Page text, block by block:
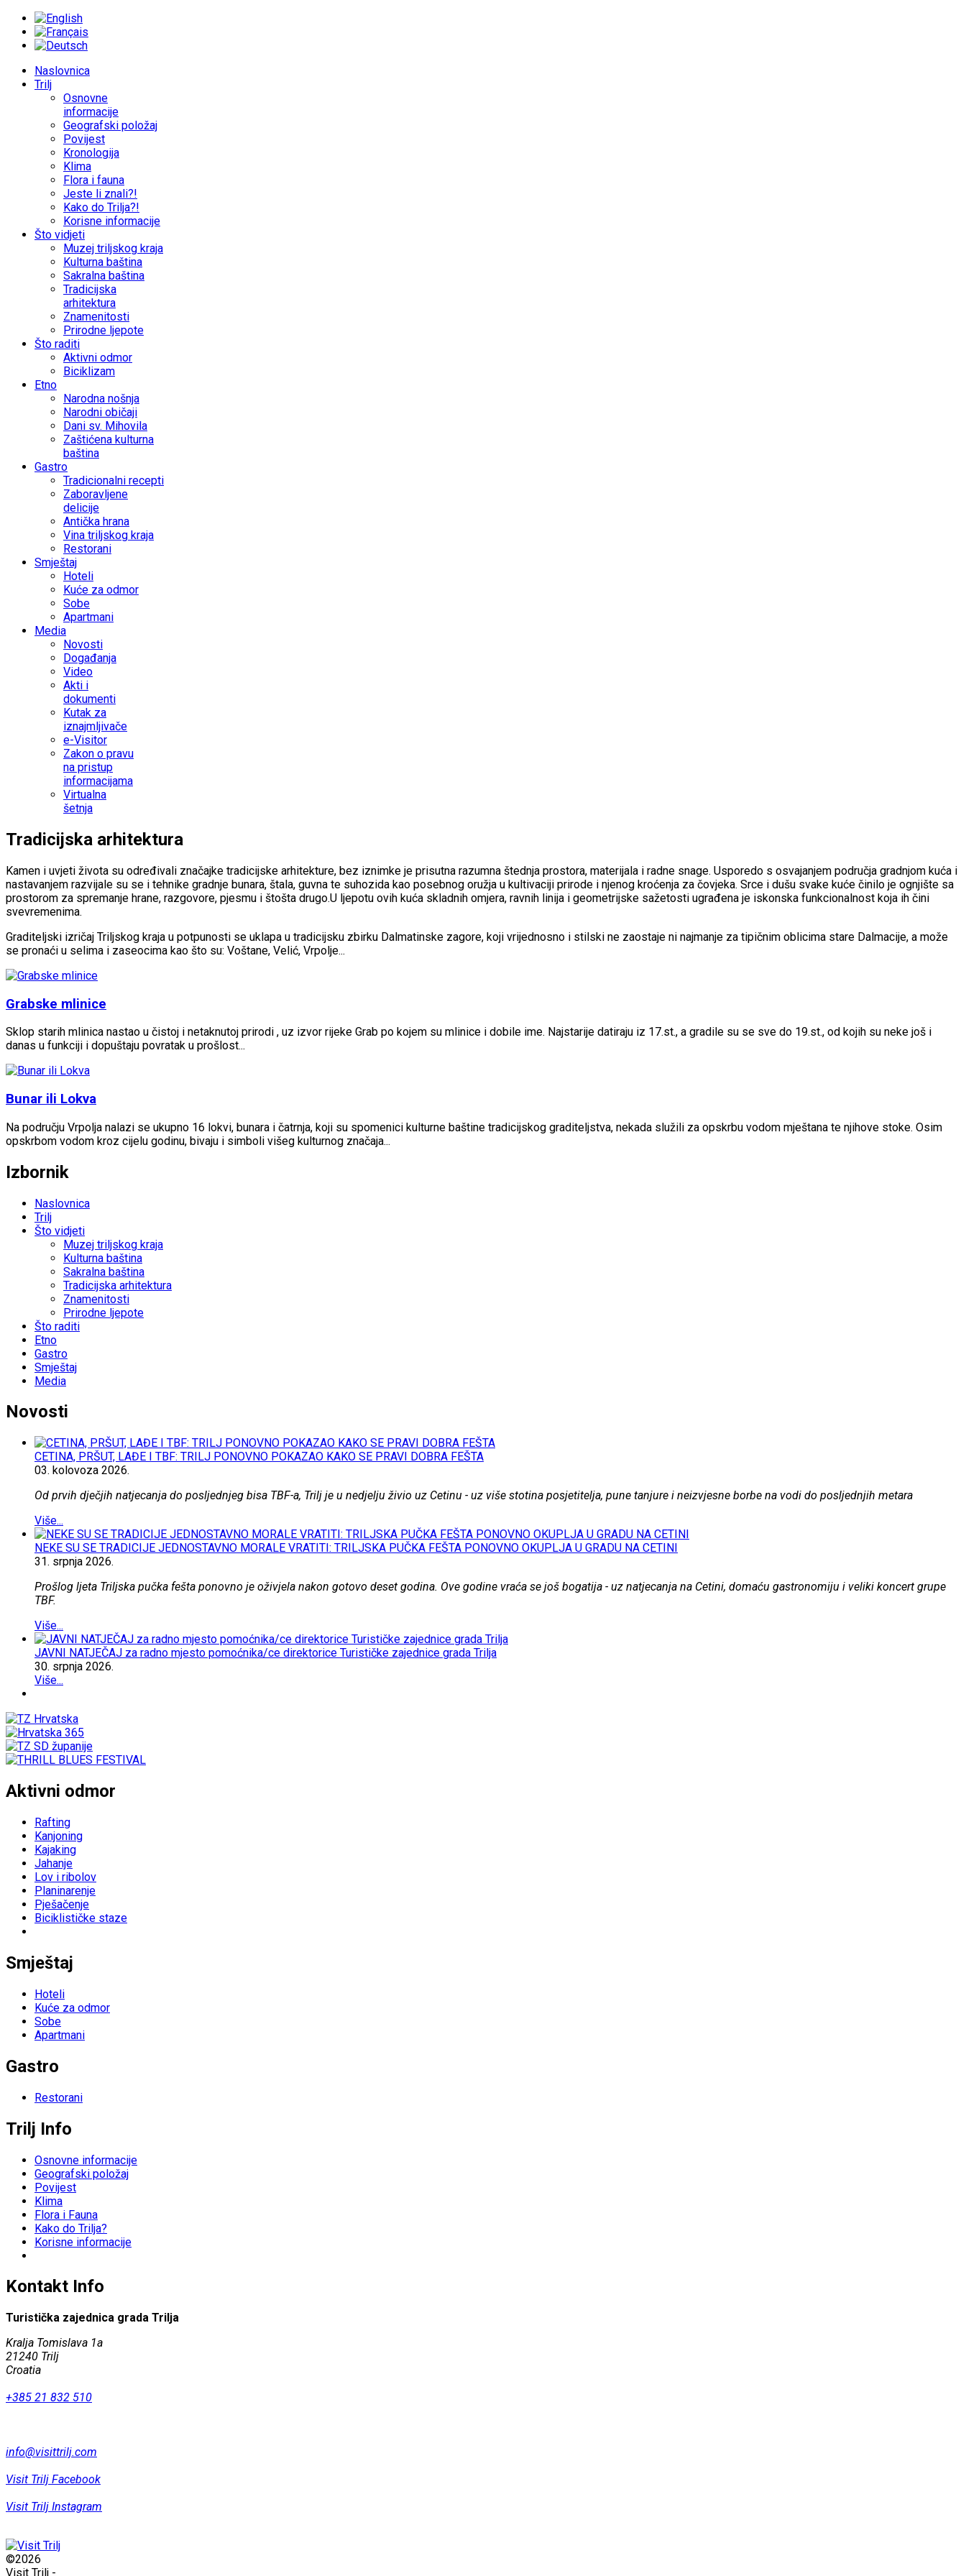
Naslovnica
Trilj
Osnovne
informacije
Geografski položaj
Povijest
Kronologija
Klima
Flora i fauna
Jeste li znali?!
Kako do Trilja?!
Korisne informacije
Što vidjeti
Muzej triljskog kraja
Kulturna baština
Sakralna baština
Tradicijska
arhitektura
Znamenitosti
Prirodne ljepote
Što raditi
Aktivni odmor
Biciklizam
Etno
Narodna nošnja
Narodni običaji
Dani sv. Mihovila
Zaštićena kulturna
baština
Gastro
Tradicionalni recepti
Zaboravljene
delicije
Antička hrana
Vina triljskog kraja
Restorani
Smještaj
Hoteli
Kuće za odmor
Sobe
Apartmani
Media
Novosti
Događanja
Video
Akti i
dokumenti
Kutak za
iznajmljivače
e-Visitor
Zakon o pravu
na pristup
informacijama
Virtualna
šetnja
Tradicijska arhitektura
Kamen i uvjeti života su određivali značajke tradicijske arhitekture, bez iznimke je prisutna razumna štednja prostora, materijala i radne snage. Usporedo s osvajanjem područja gradnjom kuća i
nastavanjem razvijale su se i tehnike gradnje bunara, štala, guvna te suhozida kao posebnog oružja u kultivaciji prirode i njenog kroćenja za čovjeka. Srce i dušu svake kuće činilo je ognjište sa
prostorom za spremanje hrane, razgovore, pjesmu i štošta drugo.U ljepotu ovih kuća skladnih omjera, ravnih linija i geometrijske sažetosti ugrađena je iskonska funkcionalnost koja ih čini
svevremenima.
Graditeljski izričaj Triljskog kraja u potpunosti se uklapa u tradicijsku zbirku Dalmatinske zagore, koji vrijednosno i stilski ne zaostaje ni najmanje za tipičnim oblicima stare Dalmacije, a može
se pronaći u selima i zaseocima kao što su: Voštane, Velić, Vrpolje...
Grabske mlinice
Sklop starih mlinica nastao u čistoj i netaknutoj prirodi , uz izvor rijeke Grab po kojem su mlinice i dobile ime. Najstarije datiraju iz 17.st., a gradile su se sve do 19.st., od kojih su neke još i
danas u funkciji i dopuštaju povratak u prošlost...
Bunar ili Lokva
Na području Vrpolja nalazi se ukupno 16 lokvi, bunara i čatrnja, koji su spomenici kulturne baštine tradicijskog graditeljstva, nekada služili za opskrbu vodom mještana te njihove stoke. Osim
opskrbom vodom kroz cijelu godinu, bivaju i simboli višeg kulturnog značaja...
Izbornik
Naslovnica
Trilj
Što vidjeti
Muzej triljskog kraja
Kulturna baština
Sakralna baština
Tradicijska arhitektura
Znamenitosti
Prirodne ljepote
Što raditi
Etno
Gastro
Smještaj
Media
Novosti
CETINA, PRŠUT, LAĐE I TBF: TRILJ PONOVNO POKAZAO KAKO SE PRAVI DOBRA FEŠTA
03. kolovoza 2026.
Od prvih dječjih natjecanja do posljednjeg bisa TBF-a, Trilj je u nedjelju živio uz Cetinu - uz više stotina posjetitelja, pune tanjure i neizvjesne borbe na vodi do posljednjih metara
Više...
NEKE SU SE TRADICIJE JEDNOSTAVNO MORALE VRATITI: TRILJSKA PUČKA FEŠTA PONOVNO OKUPLJA U GRADU NA CETINI
31. srpnja 2026.
Prošlog ljeta Triljska pučka fešta ponovno je oživjela nakon gotovo deset godina. Ove godine vraća se još bogatija - uz natjecanja na Cetini, domaću gastronomiju i veliki koncert grupe
TBF.
Više...
JAVNI NATJEČAJ za radno mjesto pomoćnika/ce direktorice Turističke zajednice grada Trilja
30. srpnja 2026.
Više...
Aktivni odmor
Rafting
Kanjoning
Kajaking
Jahanje
Lov i ribolov
Planinarenje
Pješačenje
Biciklističke staze
Smještaj
Hoteli
Kuće za odmor
Sobe
Apartmani
Gastro
Restorani
Trilj Info
Osnovne informacije
Geografski položaj
Povijest
Klima
Flora i Fauna
Kako do Trilja?
Korisne informacije
Kontakt Info
Turistička zajednica grada Trilja
Kralja Tomislava 1a
21240 Trilj
Croatia
+385 21 832 510
info@visittrilj.com
Visit Trilj Facebook
Visit Trilj Instagram
©2026
Visit Trilj -